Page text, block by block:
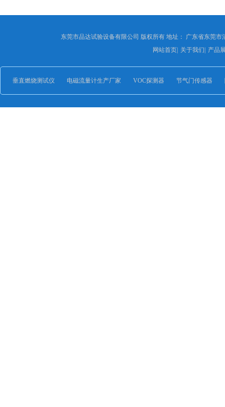
东莞市品达试验设备有限公司 版权所有 地址： 广东省东莞
网站首页| 关于我们 产品
垂直燃烧测试仪 电磁流量计生产厂家 VOC探测器 节气门传感器